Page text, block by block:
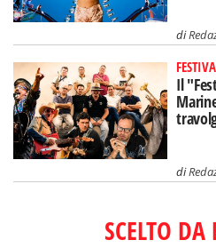
di
Il
di
SCELTO